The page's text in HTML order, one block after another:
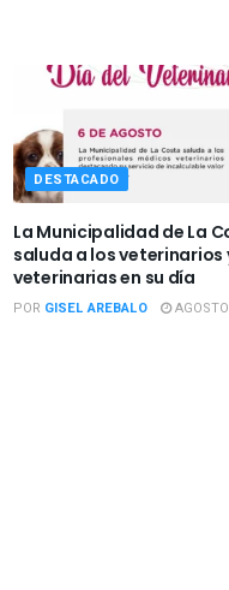
DESTACADO
La Municipalidad de La
saluda a los veterinarios
veterinarias en su día
POR GISEL AREBALO